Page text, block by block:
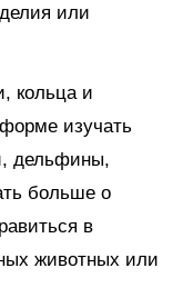
или
кольца и
изучать
дельфины,
больше о
в
животных или